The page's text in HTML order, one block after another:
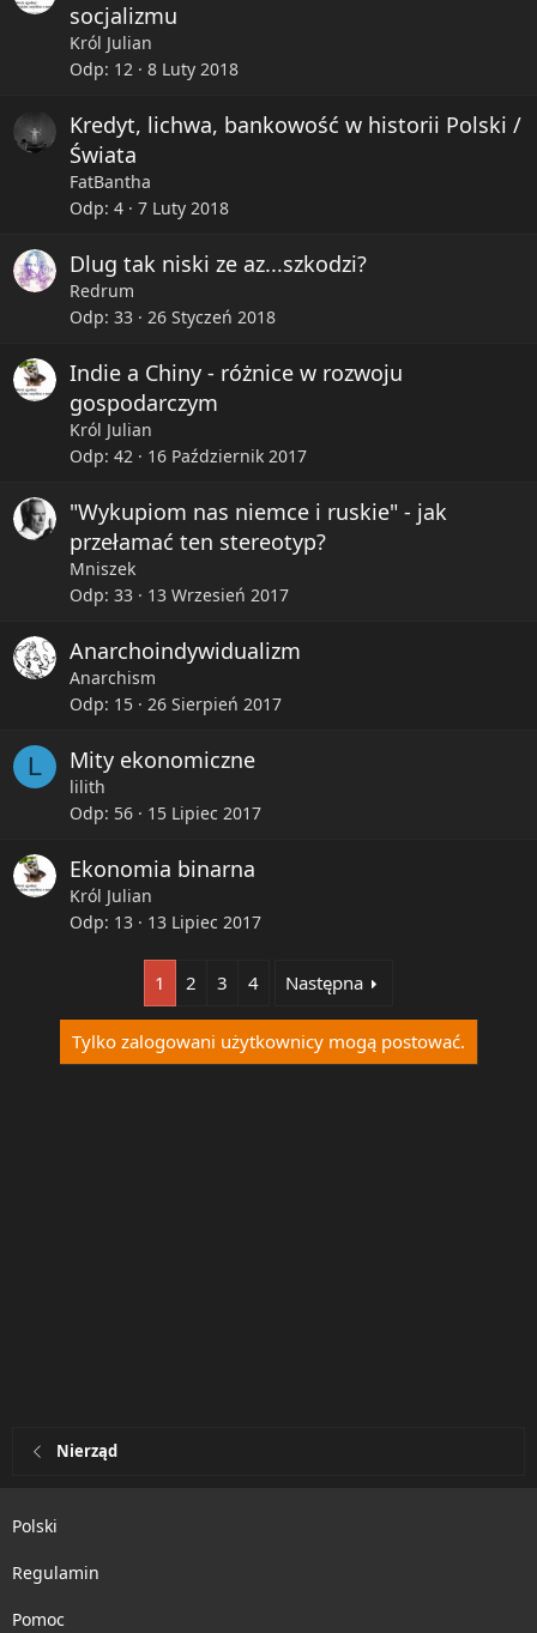
socjalizmu
Król Julian
Odp 12 8 Luty 2018
Kredyt, lichwa, bankowość w historii Polski /
Świata
FatBantha
Odp 4 7 Luty 2018
Dlug tak niski ze az...szkodzi?
Redrum
Odp 33 26 Styczeń 2018
Indie a Chiny - różnice w rozwoju
gospodarczym
Król Julian
Odp 42 16 Październik 2017
"Wykupiom nas niemce i ruskie" - jak
przełamać ten stereotyp?
Mniszek
Odp 33 13 Wrzesień 2017
Anarchoindywidualizm
Anarchism
Odp 15 26 Sierpień 2017
L Mity ekonomiczne
lilith
Odp 56 15 Lipiec 2017
Ekonomia binarna
Król Julian
Odp 13 13 Lipiec 2017
1 2 3 4 Następna
Tylko zalogowani użytkownicy mogą postować.
Nierząd
Polski
Regulamin
Pomoc